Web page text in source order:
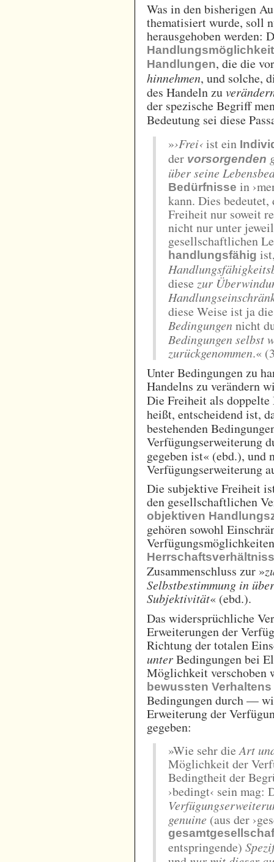
Was in den bisherigen
thematisiert wurde, soll
herausgehoben werden:
Handlungen, die die
hinnehmen, und solche,
des Handeln zu
der spezische Begriff
Bedeutung sei diese
»›Frei‹ist ein
der vorsorgenden
über seine
Bedürfnisse in
kann. Dies
Freiheit nur soweit
nicht nur unter
gesellschaftlichen
handlungsfähig
diesezur
diese Weise ist ja
Bedingungen nicht
Bedingungen selbst
zurückgenommen.«
Unter Bedingungen zu
Handelns zu verändern
Die Freiheit als
heißt, entscheidend ist,
bestehenden
Verfügungserweiterung
gegeben ist« (ebd.),
Verfügungserweiterung
Die subjektive Freiheit
den gesellschaftlichen
objektiven
gehören sowohl
Zusammenschluss zur »
Selbstbestimmung in
Subjektivität« (ebd.).
Das widersprüchliche
Erweiterungen der
Richtung der totalen
unterBedingungen bei
Möglichkeit verschoben
bewussten Verhaltens
Bedingungen durch —
Erweiterung der
gegeben:
»Wie sehr dieArt
Möglichkeit der
Bedingtheit der
›bedingt‹ sein mag:
genuine (aus der
entspringende)